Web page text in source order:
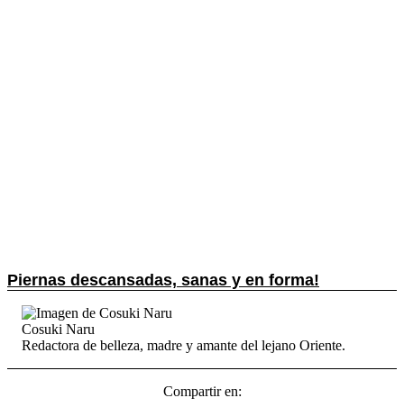
Piernas descansadas, sanas y en forma!
Cosuki Naru
Redactora de belleza, madre y amante del lejano Oriente.
Compartir en: